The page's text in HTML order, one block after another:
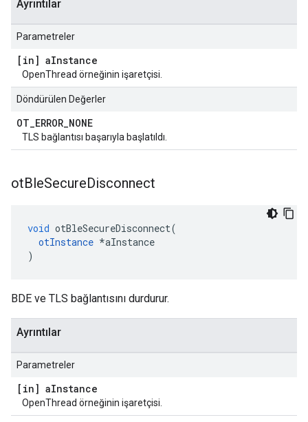
Ayrıntılar
Parametreler
[in] aInstance
OpenThread örneğinin işaretçisi.
Döndürülen Değerler
OT_ERROR_NONE
TLS bağlantısı başarıyla başlatıldı.
otBleSecureDisconnect
void otBleSecureDisconnect(
otInstance *aInstance
)
BDE ve TLS bağlantısını durdurur.
Ayrıntılar
Parametreler
[in] aInstance
OpenThread örneğinin işaretçisi.